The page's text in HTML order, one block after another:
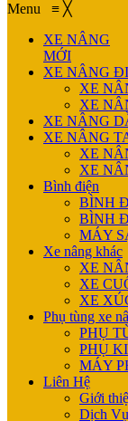
Menu ≡ ╳
XE NÂNG
MỚI
XE NÂNG
XE
XE
XE NÂNG
XE NÂNG
XE
XE
Bình điện
BÌNH
BÌNH
MÁY
Xe nâng khác
XE
XE
XE
Phụ tùng xe
PHỤ
PHỤ
MÁY
Liên Hệ
Giới
Dịch